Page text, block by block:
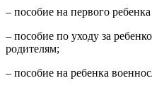
– пособие на первого
– пособие по уходу за
родителям;
– пособие на ребенка